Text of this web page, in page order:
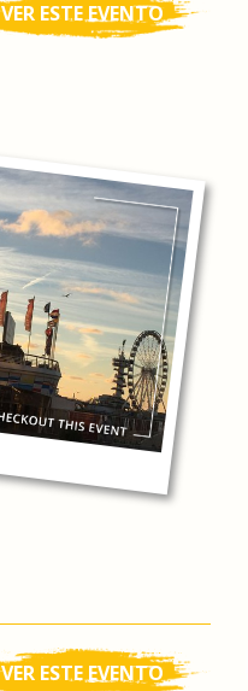
VER ESTE EVENTO
VER ESTE EVENTO